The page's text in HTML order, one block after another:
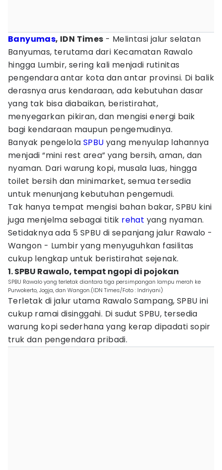
Banyumas, IDN Times - Melintasi jalur selatan
Banyumas, terutama dari Kecamatan Rawalo
hingga Lumbir, sering kali menjadi rutinitas
pengendara antar kota dan antar provinsi. Di balik
derasnya arus kendaraan, ada kebutuhan dasar
yang tak bisa diabaikan, beristirahat,
menyegarkan pikiran, dan mengisi energi baik
bagi kendaraan maupun pengemudinya.
Banyak pengelola SPBU yang menyulap lahannya
menjadi “mini rest area” yang bersih, aman, dan
nyaman. Dari warung kopi, musala luas, hingga
toilet bersih dan minimarket, semua tersedia
untuk menunjang kebutuhan pengemudi.
Tak hanya tempat mengisi bahan bakar, SPBU kini
juga menjelma sebagai titik rehat yang nyaman.
Setidaknya ada 5 SPBU di sepanjang jalur Rawalo -
Wangon - Lumbir yang menyuguhkan fasilitas
cukup lengkap untuk beristirahat sejenak.
1. SPBU Rawalo, tempat ngopi di pojokan
SPBU Rawalo yang terletak diantara tiga persimpangan lampu merah ke
Purwokerto, Jogja, dan Wangon.(IDN Times/Foto : Indriyani)
Terletak di jalur utama Rawalo Sampang, SPBU ini
cukup ramai disinggahi. Di sudut SPBU, tersedia
warung kopi sederhana yang kerap dipadati sopir
truk dan pengendara pribadi.